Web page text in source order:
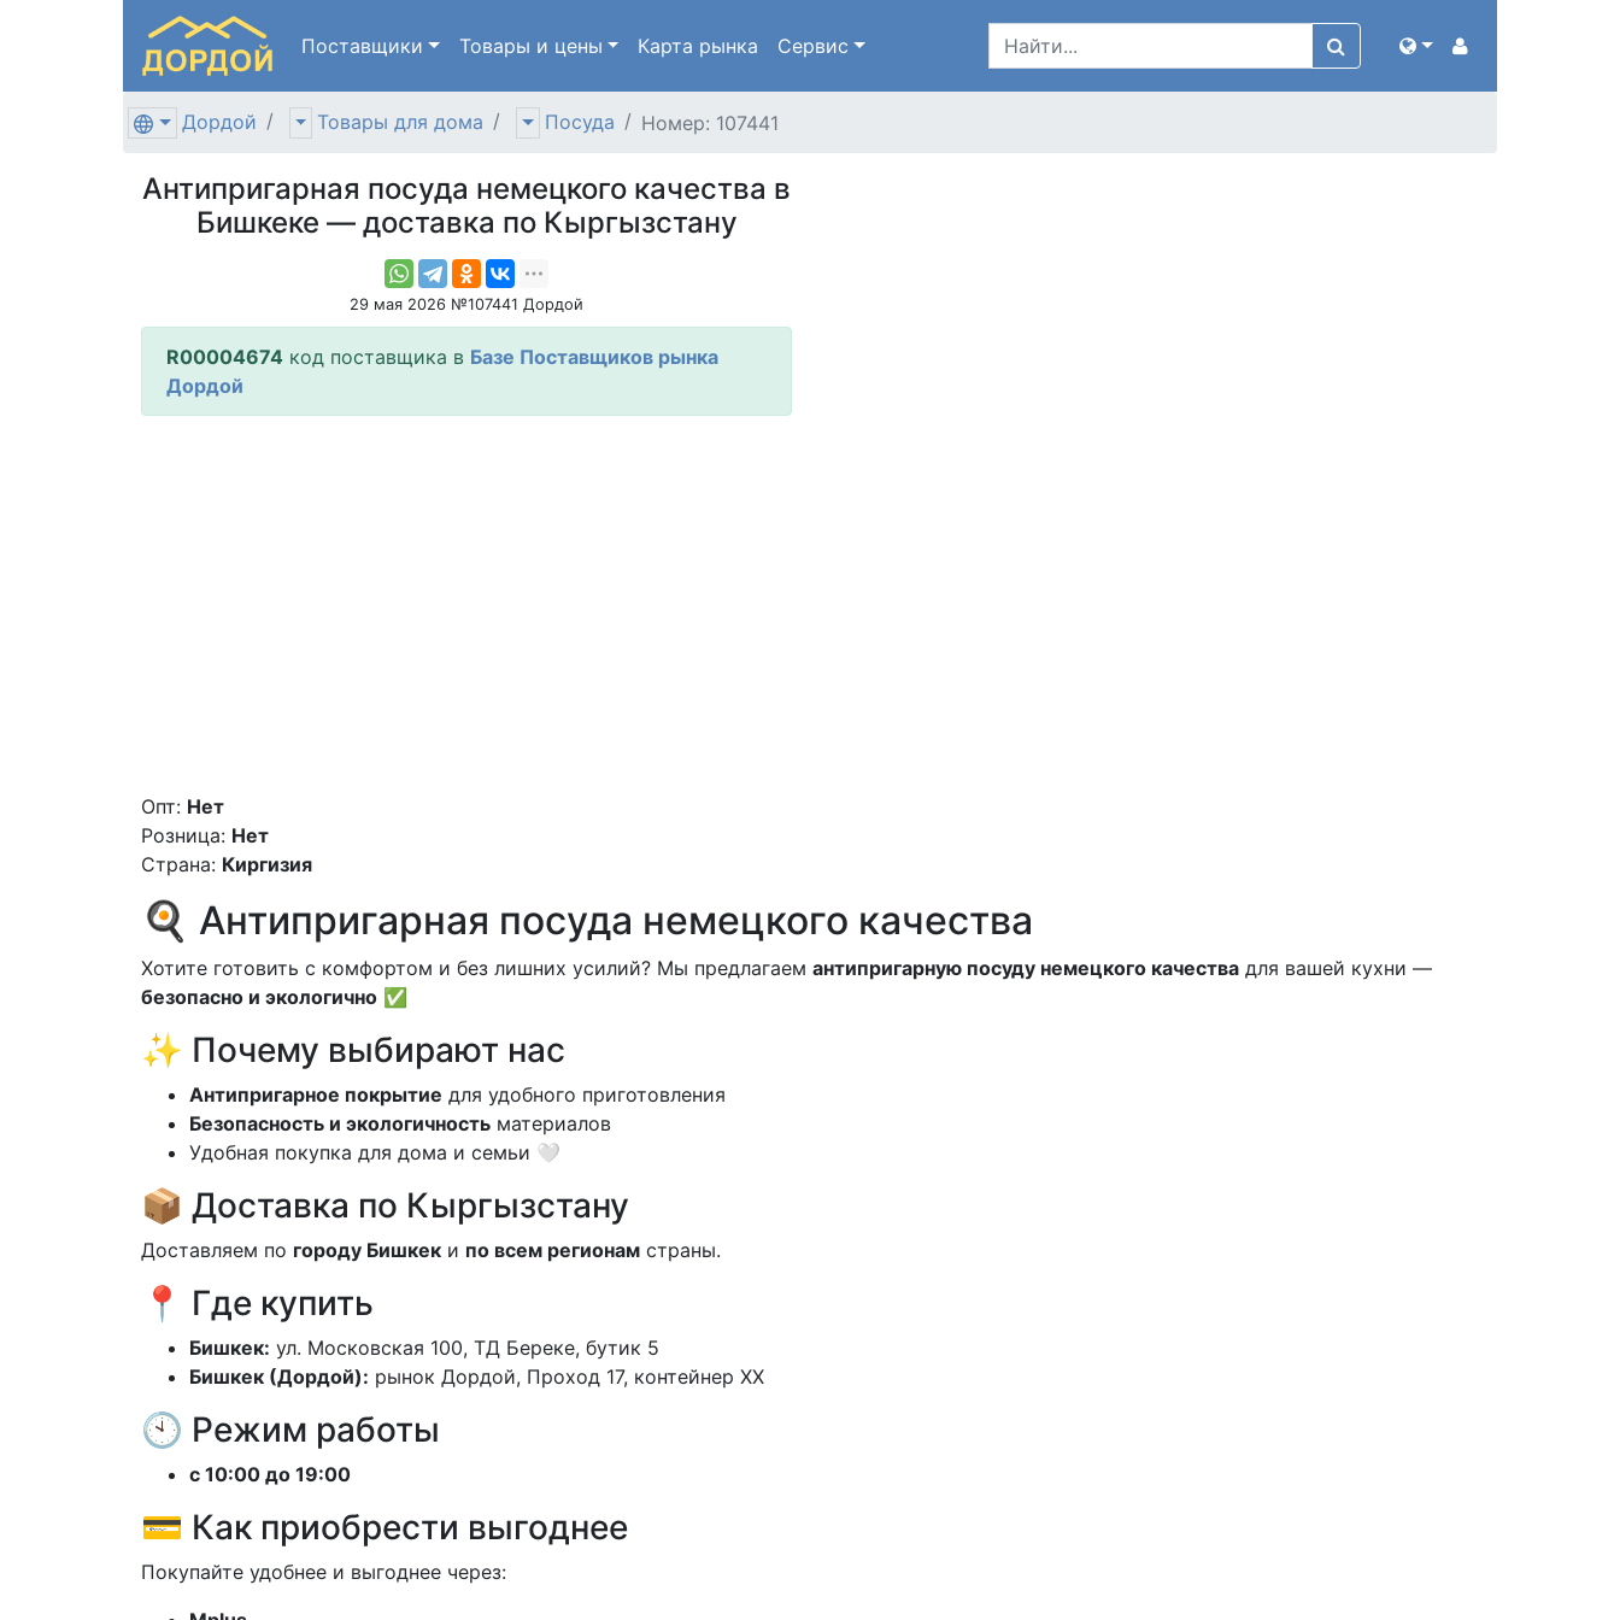
Поставщики Товары и цены Карта рынка Сервис
Дордой Товары для дома Посуда Номер: 107441
Антипригарная посуда немецкого качества в
Бишкеке — доставка по Кыргызстану
29 мая 2026 №107441 Дордой
R00004674 код поставщика в Базе Поставщиков рынка
Дордой
Опт: Нет
Розница: Нет
Страна: Киргизия
🍳 Антипригарная посуда немецкого качества
Хотите готовить с комфортом и без лишних усилий? Мы предлагаем антипригарную посуду немецкого качества для вашей кухни —
безопасно и экологично ✅
✨ Почему выбирают нас
Антипригарное покрытие для удобного приготовления
Безопасность и экологичность материалов
Удобная покупка для дома и семьи 🤍
📦 Доставка по Кыргызстану
Доставляем по городу Бишкек и по всем регионам страны.
📍 Где купить
Бишкек: ул. Московская 100, ТД Береке, бутик 5
Бишкек (Дордой): рынок Дордой, Проход 17, контейнер XX
🕙 Режим работы
с 10:00 до 19:00
💳 Как приобрести выгоднее
Покупайте удобнее и выгоднее через: